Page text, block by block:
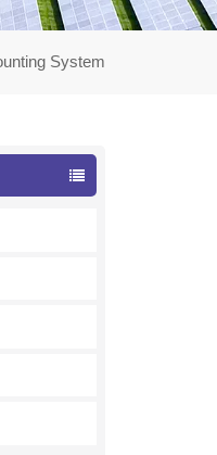
System